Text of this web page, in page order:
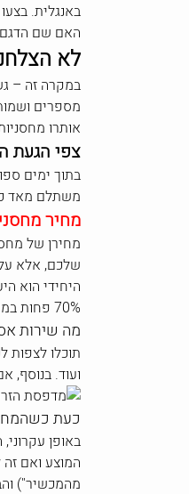
באנגלית.
האם שם הדגם
לא
במקרה זה –
מספרים
אותרו
צפי הגעת
בתוך ימים
משתלם מאד
מחיר
מחירן של
שלכם, אלא על
היחידי הוא
70% פחות במחסניות תחליפיות ועל כן אין ממש סיבה להישאר עם המחסניות המקוריות!
מה שירות
ועוד. בנוסף,
כעת
באופן
המוצע ואם